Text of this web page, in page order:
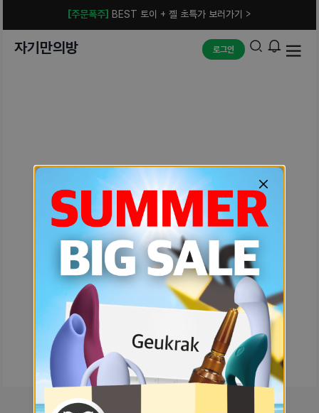
[주문폭주] BEST 토이 + 젤 초특가 보러가기 >
자기만의방 로그인
예상치 못한 에러입니다.